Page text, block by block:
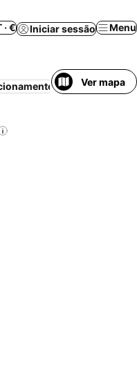
· € Iniciar sessão Menu
Ver mapa